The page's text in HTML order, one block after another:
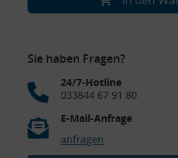
Sie haben Fragen?
24/7-Hotline
033844 67 91 80
E-Mail-Anfrage
anfragen